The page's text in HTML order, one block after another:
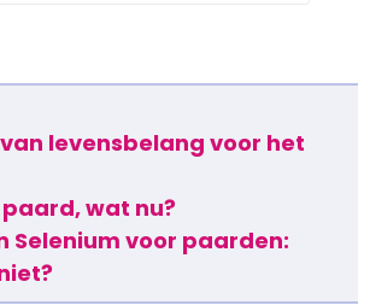
levensbelang voor het
wat nu?
Selenium voor paarden: